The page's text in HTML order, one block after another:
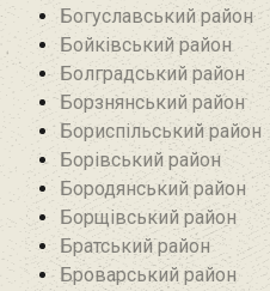
Богуславський район
Бойківський район
Болградський район
Борзнянський район
Бориспільський район
Борівський район
Бородянський район
Борщівський район‎
Братський район‎
Броварський район